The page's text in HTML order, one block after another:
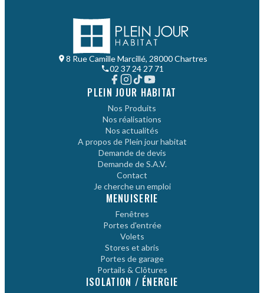
8 Rue Camille Marcillé, 28000 Chartres
02 37 24 27 71
PLEIN JOUR HABITAT
Nos Produits
Nos réalisations
Nos actualités
A propos de Plein jour habitat
Demande de devis
Demande de S.A.V.
Contact
Je cherche un emploi
MENUISERIE
Fenêtres
Portes d'entrée
Volets
Stores et abris
Portes de garage
Portails & Clôtures
ISOLATION / ÉNERGIE